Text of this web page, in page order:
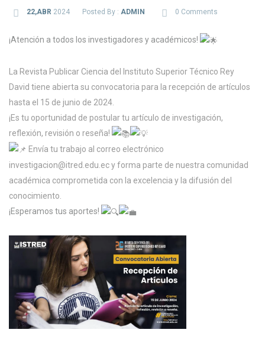
22,ABR 2024 Posted By : ADMIN 0 Comments
¡Atención a todos los investigadores y académicos!
La Revista Publicar Ciencia del Instituto Superior Técnico Rey
David tiene abierta su convocatoria para la recepción de artículos
hasta el 15 de junio de 2024.
¡Es tu oportunidad de postular tu artículo de investigación,
reflexión, revisión o reseña!
Envía tu trabajo al correo electrónico
investigacion@itred.edu.ec y forma parte de nuestra comunidad
académica comprometida con la excelencia y la difusión del
conocimiento.
¡Esperamos tus aportes!